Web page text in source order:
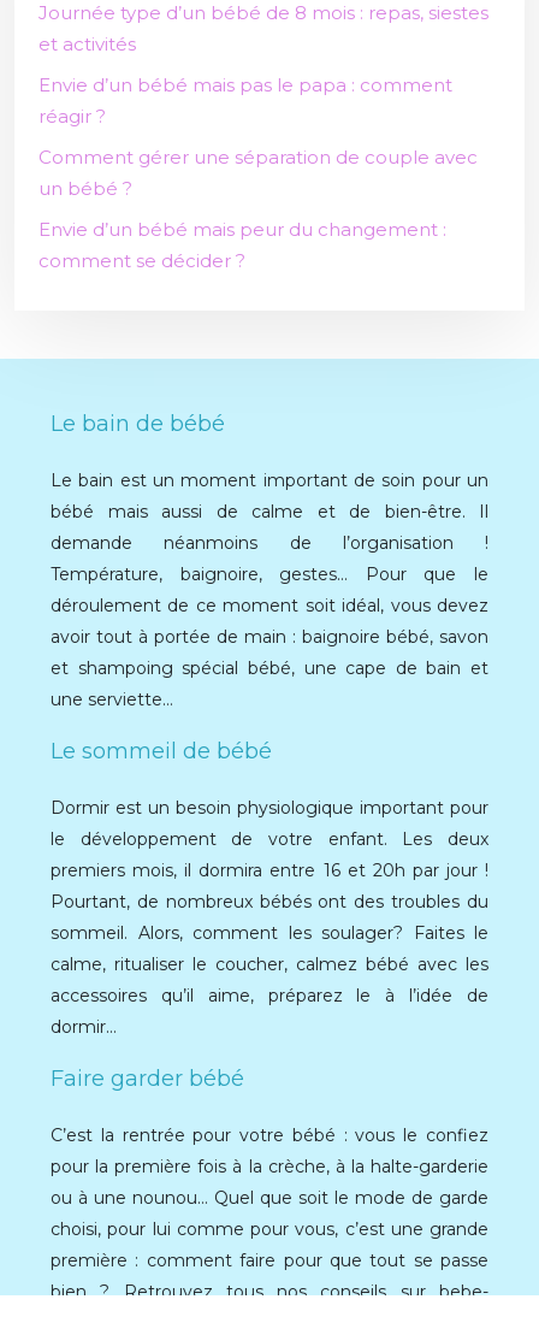
Journée type d’un bébé de 8 mois : repas, siestes
et activités
Envie d’un bébé mais pas le papa : comment
réagir ?
Comment gérer une séparation de couple avec
un bébé ?
Envie d’un bébé mais peur du changement :
comment se décider ?
Le bain de bébé
Le bain est un moment important de soin pour un
bébé mais aussi de calme et de bien-être. Il
demande néanmoins de l’organisation !
Température, baignoire, gestes… Pour que le
déroulement de ce moment soit idéal, vous devez
avoir tout à portée de main : baignoire bébé, savon
et shampoing spécial bébé, une cape de bain et
une serviette…
Le sommeil de bébé
Dormir est un besoin physiologique important pour
le développement de votre enfant. Les deux
premiers mois, il dormira entre 16 et 20h par jour !
Pourtant, de nombreux bébés ont des troubles du
sommeil. Alors, comment les soulager? Faites le
calme, ritualiser le coucher, calmez bébé avec les
accessoires qu’il aime, préparez le à l’idée de
dormir…
Faire garder bébé
C’est la rentrée pour votre bébé : vous le confiez
pour la première fois à la crèche, à la halte-garderie
ou à une nounou… Quel que soit le mode de garde
choisi, pour lui comme pour vous, c’est une grande
première : comment faire pour que tout se passe
bien ? Retrouvez tous nos conseils sur bebe-